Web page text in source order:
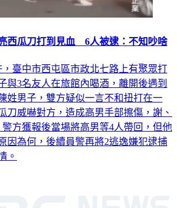
西瓜刀打到見血 6人被逮：不知吵啥
臺中市西屯區市政北七路上有聚眾打
與3名友人在旅館內喝酒，離開後遇到
姓男子，雙方疑似一言不和扭打在一
刀威嚇對方，造成高男手部擦傷，謝、
方獲報後當場將高男等4人帶回，但他
因為何，後續員警再將2逃逸嫌犯逮捕
。